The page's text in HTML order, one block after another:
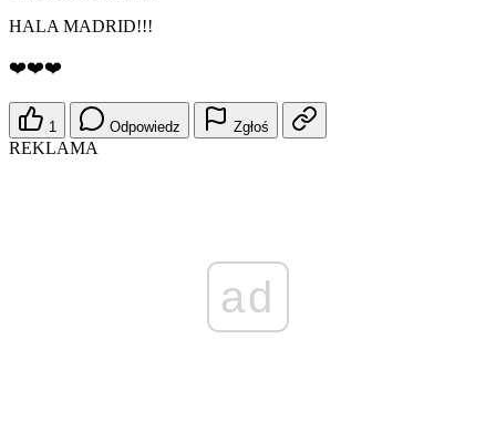
HALA MADRID!!!
❤️❤️❤️
1 Odpowiedz Zgłoś
REKLAMA
ad